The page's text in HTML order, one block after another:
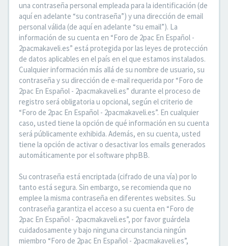
una contraseña personal empleada para la identificación (de
aquí en adelante “su contraseña”) y una dirección de email
personal válida (de aquí en adelante “su email”). La
información de su cuenta en “Foro de 2pac En Español -
2pacmakaveli.es” está protegida por las leyes de protección
de datos aplicables en el país en el que estamos instalados.
Cualquier información más allá de su nombre de usuario, su
contraseña y su dirección de e-mail requerida por “Foro de
2pac En Español - 2pacmakaveli.es” durante el proceso de
registro será obligatoria u opcional, según el criterio de
“Foro de 2pac En Español - 2pacmakaveli.es”. En cualquier
caso, usted tiene la opción de qué información en su cuenta
será públicamente exhibida. Además, en su cuenta, usted
tiene la opción de activar o desactivar los emails generados
automáticamente por el software phpBB.
Su contraseña está encriptada (cifrado de una vía) por lo
tanto está segura. Sin embargo, se recomienda que no
emplee la misma contraseña en diferentes websites. Su
contraseña garantiza el acceso a su cuenta en “Foro de
2pac En Español - 2pacmakaveli.es”, por favor guárdela
cuidadosamente y bajo ninguna circunstancia ningún
miembro “Foro de 2pac En Español - 2pacmakaveli.es”,